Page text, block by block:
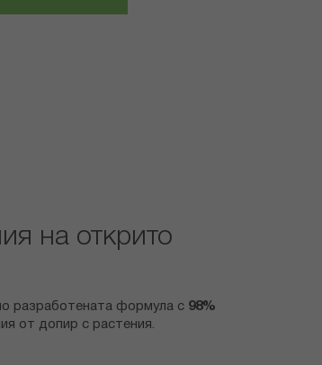
на открито
разработената формула с 98%
от допир с растения.